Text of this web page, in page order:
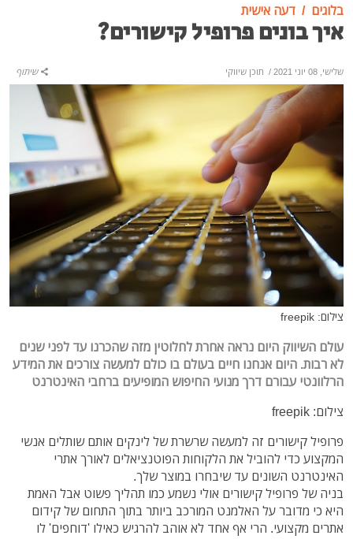
בלוגים דעה אישית
איך בונים פרופיל קישורים?
שלישי, 08 יוני 2021 / תוכן שיווקי שיתוף
צילום: freepik
עולם השיווק היום נראה אחרת לחלוטין מזה שהכרנו עד לפני שנים
לא רבות. היום אנחנו חיים בעולם בו כולם למעשה צורכים את המידע
הרלוונטי עבורם דרך מנועי החיפוש המופיעים ברחבי האינטרנט
צילום: freepik
פרופיל קישורים זה למעשה שרשרת של לינקים אותם שותלים אנשי
המקצוע כדי להוביל את הלקוחות הפוטנציאלים לאורך אתרי
האינטרנט השונים עד שיבחרו במוצר שלך.
בניה של פרופיל קישורים אולי נשמע כמו תהליך פשוט אבל האמת
היא כי מדובר על האלמנט המורכב ביותר בתוך התחום של קידום
אתרים מקצועי. הרי אף אחד לא אוהב להרגיש כאילו 'דוחפים' לו